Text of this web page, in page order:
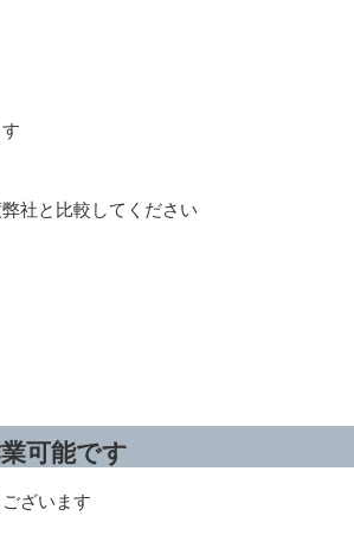
社と比較してください
可能です
ざいます